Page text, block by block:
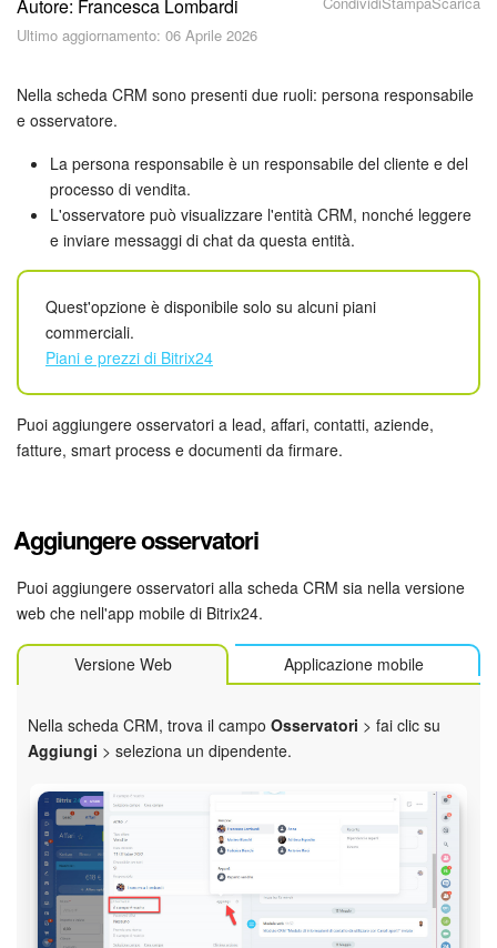
Piani e pagamento
Come iniziare?
CoPilot: IA in Bitrix24
Feed
Collab
Calendario
Bitrix24 Drive
Gruppi di lavoro
Incarichi e progetti
Progetti IA
CRM
Contact Center
Sales Center
Analisi CRM
Autore: Francesca Lombardi
Ultimo aggiornamento: 06 Aprile 2026
Nella scheda CRM sono presenti due ruoli: persona responsabile
e osservatore.
La persona responsabile è un responsabile del cliente e del
processo di vendita.
L'osservatore può visualizzare l'entità CRM, nonché leggere
e inviare messaggi di chat da questa entità.
Quest'opzione è disponibile solo su alcuni piani
commerciali.
Piani e prezzi di Bitrix24
Puoi aggiungere osservatori a lead, affari, contatti, aziende,
fatture, smart process e documenti da firmare.
Aggiungere osservatori
Puoi aggiungere osservatori alla scheda CRM sia nella versione
web che nell'app mobile di Bitrix24.
Versione Web Applicazione mobile
Nella scheda CRM, trova il campo Osservatori > fai clic su
Aggiungi > seleziona un dipendente.